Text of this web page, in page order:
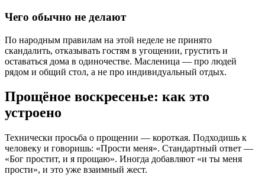
Чего обычно не делают
По народным правилам на этой неделе не принято
скандалить, отказывать гостям в угощении, грустить и
оставаться дома в одиночестве. Масленица — про людей
рядом и общий стол, а не про индивидуальный отдых.
Прощёное воскресенье: как это
устроено
Технически просьба о прощении — короткая. Подходишь к
человеку и говоришь: «Прости меня». Стандартный ответ —
«Бог простит, и я прощаю». Иногда добавляют «и ты меня
прости», и это уже взаимный жест.